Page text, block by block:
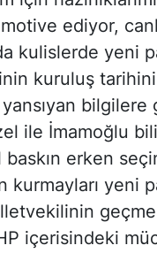
ediyor,
kulislerde yeni
kuruluş
ile İmamoğlu
baskın erken
kurmayları yeni
içerisindeki